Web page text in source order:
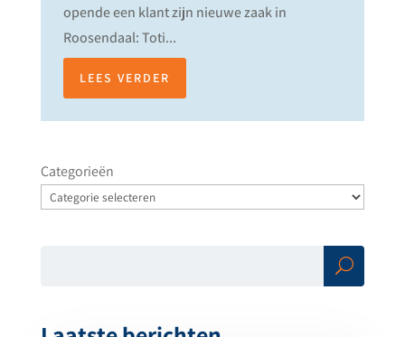
opende een klant zijn nieuwe zaak in
Roosendaal: Toti...
LEES VERDER
Categorieën
Zoe
ken